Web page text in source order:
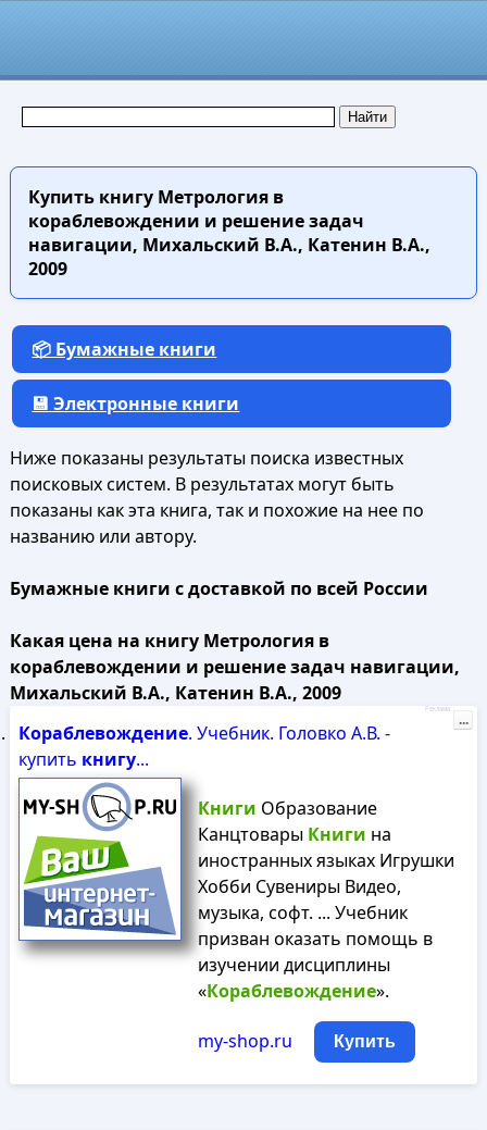
Купить книгуМетрология в
кораблевождении и решение задач
навигации, Михальский В.А., Катенин В.А.,
2009
📦 Бумажные книги
💾 Электронные книги
Ниже показаны результаты поиска известных
поисковых систем. В результатах могут быть
показаны как эта книга, так и похожие на нее по
названию или автору.
Бумажные книги с доставкой по всей России
Какая цена на книгу Метрология в
кораблевождении и решение задач навигации,
Михальский В.А., Катенин В.А., 2009
Кораблевождение. Учебник. Головко А.В. -
купить книгу...
Книги Образование
Канцтовары Книги на
иностранных языках Игрушки
Хобби Сувениры Видео,
музыка, софт. ... Учебник
призван оказать помощь в
изучении дисциплины
«Кораблевождение».
my-shop.ru Купить
Реклама
...